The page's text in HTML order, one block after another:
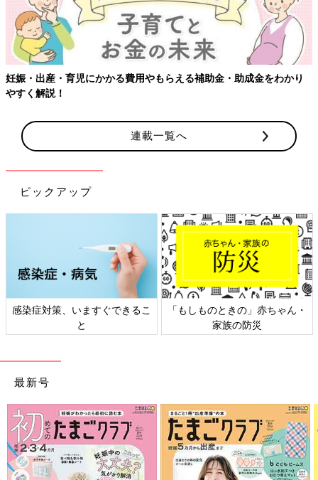
【ワクチン接種できるものも】妊婦の感染症対策、知っておいて！
連載一覧へ
ピックアップ
日本外来小児科学会リーフレッ
ト検討会
六星占術 細木かおりさんの人
相談
最新号